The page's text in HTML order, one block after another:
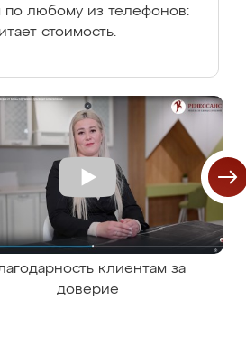
по любому из телефонов:
стоимость.
клиентам за
доверие